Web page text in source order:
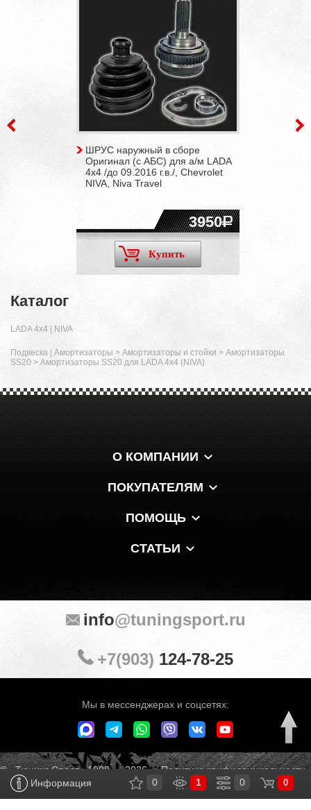
ШРУС наружный в сборе
Оригинал (с АБС) для а/м LADA
4x4 /до 09.2016 г.в./, Chevrolet
NIVA, Niva Travel
3950
Купить
Каталог
LADA 4x4 | NIVA
Подвеска | Амортизаторы > Амортизаторы и стойки > Амортизаторы
SS20 > Амортизаторы SS20 для LADA 4x4 (NIVA)
О КОМПАНИИ
ПОКУПАТЕЛЯМ
ПОМОЩЬ
СТАТЬИ
Мы в мессенджерах и соцсетях:
info@tuningsport.ru
+7(903) 124-78-25
© «Тюнинг Спорт» 1998 — 2026Политика конфиденциальности
Обработка персональных данных
Информация 0
0
1
0